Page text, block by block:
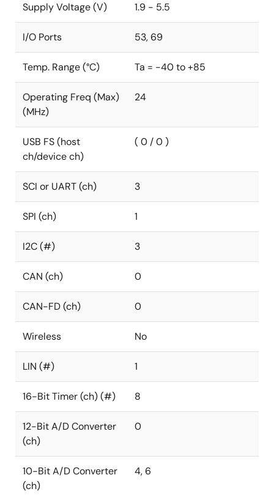
Supply Voltage (V) 1.9 - 5.5
I/O Ports 53, 69
Temp. Range (°C) Ta = -40 to +85
Operating Freq (Max)
(MHz)
24
USB FS (host
ch/device ch)
( 0 / 0 )
SCI or UART (ch) 3
SPI (ch) 1
I2C (#) 3
CAN (ch) 0
CAN-FD (ch) 0
Wireless No
LIN (#) 1
16-Bit Timer (ch) (#) 8
12-Bit A/D Converter
(ch)
0
10-Bit A/D Converter
(ch)
4, 6